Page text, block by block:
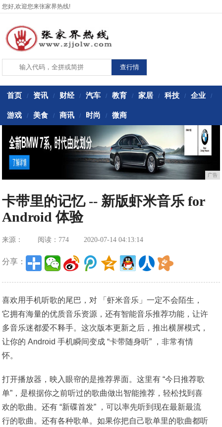
您好,欢迎您来张家界热线!
首页 / 资讯 / 财经 / 汽车 / 教育 / 家居 / 科技 / 企业 /
游戏 / 美食 / 商讯 / 时尚 / 微商
广告
卡带里的记忆 -- 新版虾米音乐 for
Android 体验
来源： 阅读：774 2020-07-14 04:13:14
分享：
喜欢用手机听歌的尾巴，对 「虾米音乐」一定不会陌生，
它拥有海量的优质音乐资源，还有智能音乐推荐功能，让许
多音乐迷都爱不释手。这次版本更新之后，推出横屏模式，
让你的 Android 手机瞬间变成 “卡带随身听” ，非常有情
怀。
打开播放器，映入眼帘的是推荐界面。这里有 “今日推荐歌
单”，是根据你之前听过的歌曲做出智能推荐，轻松找到喜
欢的歌曲。还有 “新碟首发” ，可以率先听到现在最新最流
行的歌曲。还有各种歌单。如果你把自己歌单里的歌曲都听